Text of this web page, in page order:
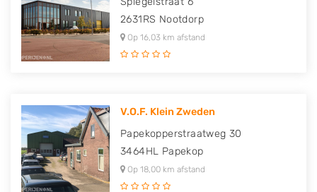
2631RS Nootdorp
Op 16,03 km afstand
V.O.F. Klein Zweden
Papekopperstraatweg 30
3464HL Papekop
Op 18,00 km afstand